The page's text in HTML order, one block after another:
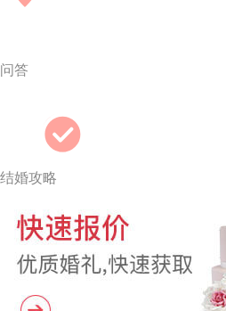
问答
结婚攻略